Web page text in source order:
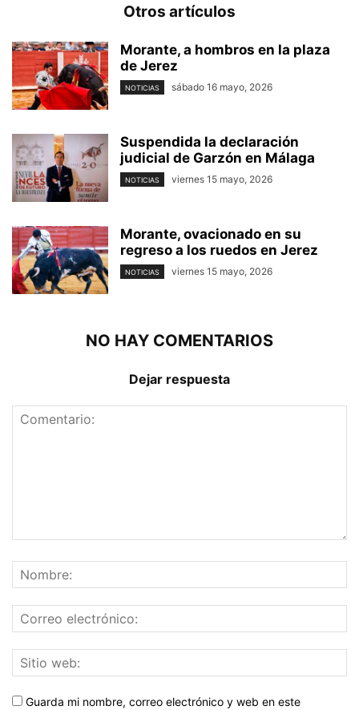
Otros artículos
Morante, a hombros en la plaza
de Jerez
NOTICIAS sábado 16 mayo, 2026
Suspendida la declaración
judicial de Garzón en Málaga
NOTICIAS viernes 15 mayo, 2026
Morante, ovacionado en su
regreso a los ruedos en Jerez
NOTICIAS viernes 15 mayo, 2026
NO HAY COMENTARIOS
Dejar respuesta
Guarda mi nombre, correo electrónico y web en este